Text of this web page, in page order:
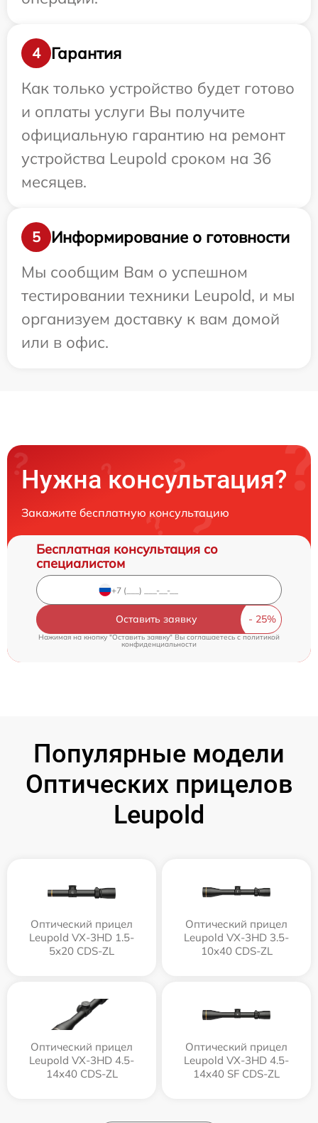
4
Гарантия
Как только устройство будет готово
и оплаты услуги Вы получите
официальную гарантию на ремонт
устройства Leupold сроком на 36
месяцев.
5
Информирование о готовности
Мы сообщим Вам о успешном
тестировании техники Leupold, и мы
организуем доставку к вам домой
или в офис.
Нужна консультация?
Закажите бесплатную консультацию
Бесплатная консультация со
специалистом
Оставить заявку
Нажимая на кнопку "Оставить заявку" Вы соглашаетесь c политикой
конфиденциальности
Популярные модели
Оптических прицелов
Leupold
Оптический прицел
Leupold VX-3HD 1.5-
5x20 CDS-ZL
Оптический прицел
Leupold VX-3HD 3.5-
10x40 CDS-ZL
Оптический прицел
Leupold VX-3HD 4.5-
14x40 CDS-ZL
Оптический прицел
Leupold VX-3HD 4.5-
14x40 SF CDS-ZL